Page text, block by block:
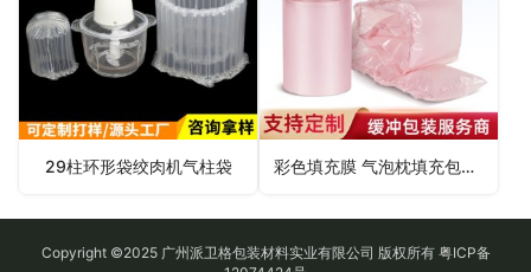
29柱环形袋绞肉机气柱袋 彩色填充膜 气泡枕填充包裹膜
Copyright ©2025 广州派卫格包装材料实业有限公司 版权所有 粤ICP备